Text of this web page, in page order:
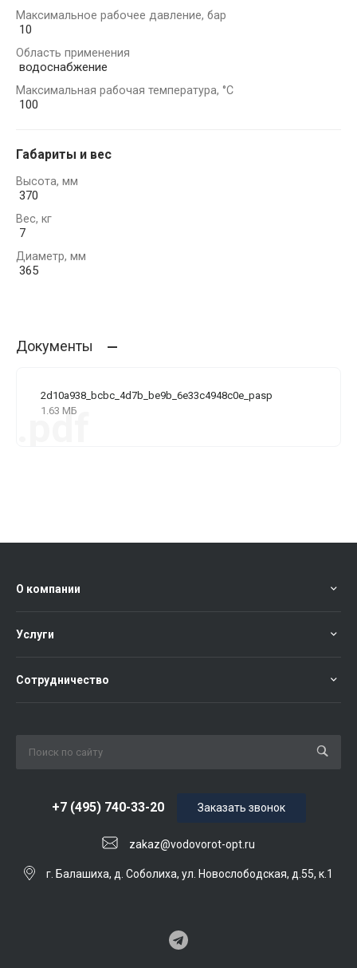
Максимальное рабочее давление, бар
10
Область применения
водоснабжение
Максимальная рабочая температура, °С
100
Габариты и вес
Высота, мм
370
Вес, кг
7
Диаметр, мм
365
Документы
2d10a938_bcbc_4d7b_be9b_6e33c4948c0e_pasp
1.63 МБ
.pdf
О компании
Услуги
Сотрудничество
+7 (495) 740-33-20
zakaz@vodovorot-opt.ru
Заказать звонок
г. Балашиха, д. Соболиха, ул. Новослободская, д.55, к.1